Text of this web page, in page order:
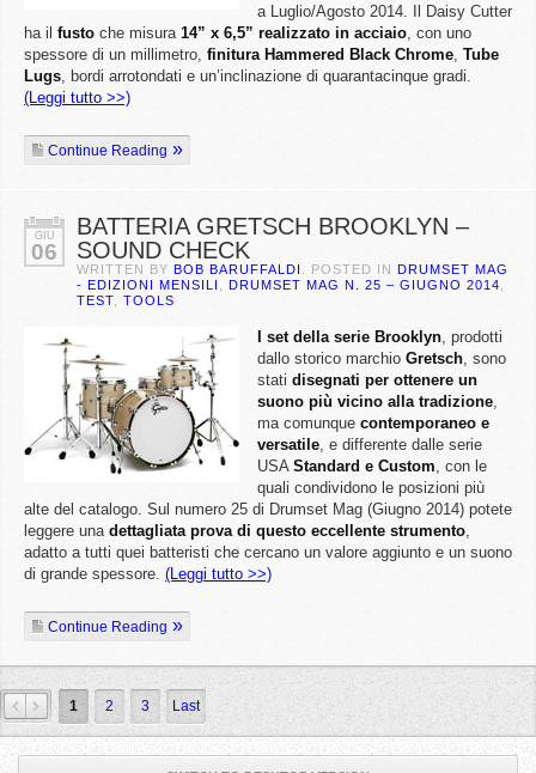
a Luglio/Agosto 2014. Il Daisy Cutter
ha il fusto che misura 14” x 6,5” realizzato in acciaio, con uno
spessore di un millimetro, finitura Hammered Black Chrome, Tube
Lugs, bordi arrotondati e un’inclinazione di quarantacinque gradi.
(Leggi tutto >>)
Continue Reading
GIU
06
BATTERIA GRETSCH BROOKLYN –
SOUND CHECK
WRITTEN BY BOB BARUFFALDI . POSTED IN DRUMSET MAG
- EDIZIONI MENSILI
DRUMSET MAG N. 25 – GIUGNO 2014
TEST
TOOLS
I set della serie Brooklyn, prodotti
dallo storico marchio Gretsch, sono
stati disegnati per ottenere un
suono più vicino alla tradizione,
ma comunque contemporaneo e
versatile, e differente dalle serie
USA Standard e Custom, con le
quali condividono le posizioni più
alte del catalogo. Sul numero 25 di Drumset Mag (Giugno 2014) potete
leggere una dettagliata prova di questo eccellente strumento,
adatto a tutti quei batteristi che cercano un valore aggiunto e un suono
di grande spessore. (Leggi tutto >>)
Continue Reading
» 1 2 3 Last